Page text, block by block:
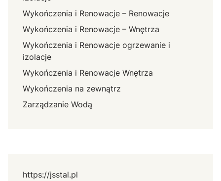
Wykończenia i Renowacje – Renowacje
Wykończenia i Renowacje – Wnętrza
Wykończenia i Renowacje ogrzewanie i
izolacje
Wykończenia i Renowacje Wnętrza
Wykończenia na zewnątrz
Zarządzanie Wodą
https://jsstal.pl